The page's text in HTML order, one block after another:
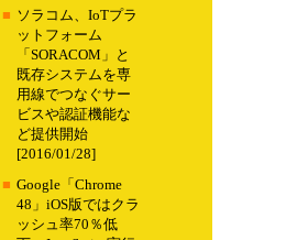
■ ソラコム、IoTプラ
ットフォーム
「SORACOM」と
既存システムを専
用線でつなぐサー
ビスや認証機能な
ど提供開始
[2016/01/28]
■ Google「Chrome
48」iOS版ではクラ
ッシュ率70％低